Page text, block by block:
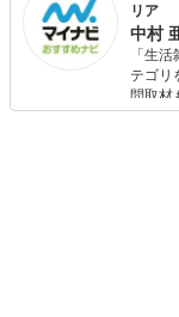
リア
中村
「生
テゴリ
問取材
りや壁